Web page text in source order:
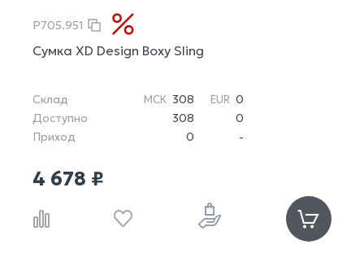
P705.951
Сумка XD Design Boxy Sling
Склад МСК 308 EUR 0
Доступно
308
0
Приход
0 -
4 678 ₽